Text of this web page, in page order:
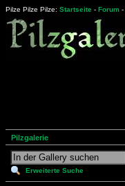
Pilze Pilze Pilze: Startseite - Forum -
Pilzgalerie
Erweiterte Suche